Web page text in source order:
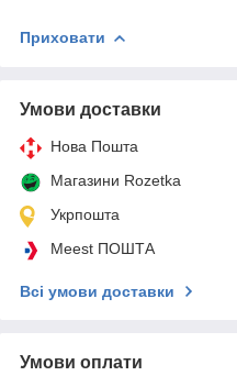
Приховати
Умови доставки
Нова Пошта
Магазини Rozetka
Укрпошта
Meest ПОШТА
Всі умови доставки
Умови оплати